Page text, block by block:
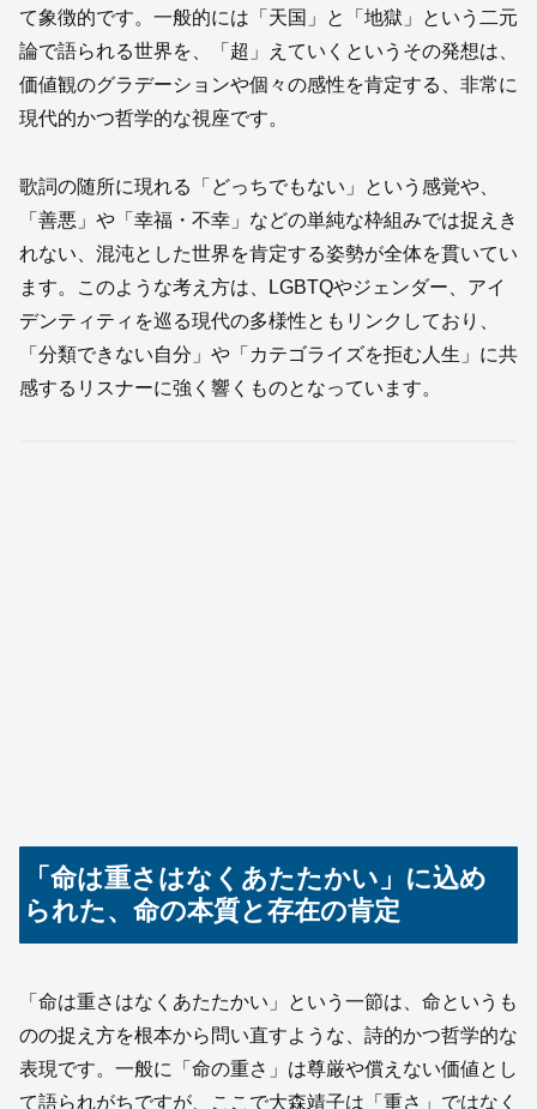
て象徴的です。一般的には「天国」と「地獄」という二元
論で語られる世界を、「超」えていくというその発想は、
価値観のグラデーションや個々の感性を肯定する、非常に
現代的かつ哲学的な視座です。
歌詞の随所に現れる「どっちでもない」という感覚や、
「善悪」や「幸福・不幸」などの単純な枠組みでは捉えき
れない、混沌とした世界を肯定する姿勢が全体を貫いてい
ます。このような考え方は、LGBTQやジェンダー、アイ
デンティティを巡る現代の多様性ともリンクしており、
「分類できない自分」や「カテゴライズを拒む人生」に共
感するリスナーに強く響くものとなっています。
「命は重さはなくあたたかい」に込め
られた、命の本質と存在の肯定
「命は重さはなくあたたかい」という一節は、命というも
のの捉え方を根本から問い直すような、詩的かつ哲学的な
表現です。一般に「命の重さ」は尊厳や償えない価値とし
て語られがちですが、ここで大森靖子は「重さ」ではなく